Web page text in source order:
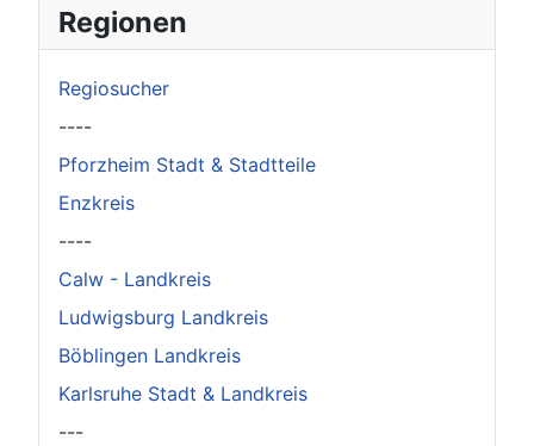
Regionen
Regiosucher
----
Pforzheim Stadt & Stadtteile
Enzkreis
----
Calw - Landkreis
Ludwigsburg Landkreis
Böblingen Landkreis
Karlsruhe Stadt & Landkreis
---